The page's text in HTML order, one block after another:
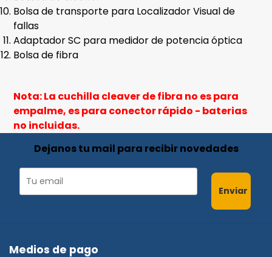
Bolsa de transporte para Localizador Visual de
fallas
Adaptador SC para medidor de potencia óptica
Bolsa de fibra
Nota: La cuchilla cleaver de fibra no es para
empalme, es para conector rápido - baterias
no incluidas.
Dejanos tu mail para recibir novedades
Enviar
Medios de pago